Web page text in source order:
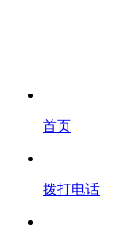
首页
拨打电话